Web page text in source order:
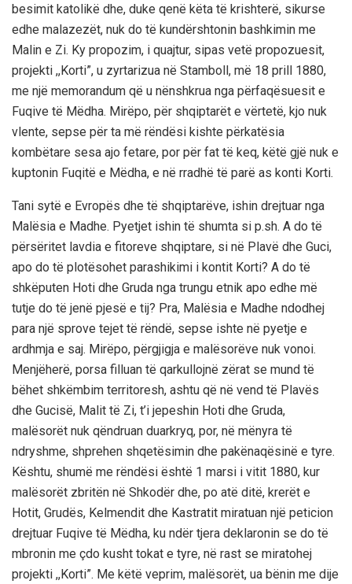
besimit katolikë dhe, duke qenë këta të krishterë, sikurse
edhe malazezët, nuk do të kundërshtonin bashkimin me
Malin e Zi. Ky propozim, i quajtur, sipas vetë propozuesit,
projekti ,,Korti”, u zyrtarizua në Stamboll, më 18 prill 1880,
me një memorandum që u nënshkrua nga përfaqësuesit e
Fuqive të Mëdha. Mirëpo, për shqiptarët e vërtetë, kjo nuk
vlente, sepse për ta më rëndësi kishte përkatësia
kombëtare sesa ajo fetare, por për fat të keq, këtë gjë nuk e
kuptonin Fuqitë e Mëdha, e në rradhë të parë as konti Korti.
Tani sytë e Evropës dhe të shqiptarëve, ishin drejtuar nga
Malësia e Madhe. Pyetjet ishin të shumta si p.sh. A do të
përsëritet lavdia e fitoreve shqiptare, si në Plavë dhe Guci,
apo do të plotësohet parashikimi i kontit Korti? A do të
shkëputen Hoti dhe Gruda nga trungu etnik apo edhe më
tutje do të jenë pjesë e tij? Pra, Malësia e Madhe ndodhej
para një sprove tejet të rëndë, sepse ishte në pyetje e
ardhmja e saj. Mirëpo, përgjigja e malësorëve nuk vonoi.
Menjëherë, porsa filluan të qarkullojnë zërat se mund të
bëhet shkëmbim territoresh, ashtu që në vend të Plavës
dhe Gucisë, Malit të Zi, t’i jepeshin Hoti dhe Gruda,
malësorët nuk qëndruan duarkryq, por, në mënyra të
ndryshme, shprehen shqetësimin dhe pakënaqësinë e tyre.
Kështu, shumë me rëndësi është 1 marsi i vitit 1880, kur
malësorët zbritën në Shkodër dhe, po atë ditë, krerët e
Hotit, Grudës, Kelmendit dhe Kastratit miratuan një peticion
drejtuar Fuqive të Mëdha, ku ndër tjera deklaronin se do të
mbronin me çdo kusht tokat e tyre, në rast se miratohej
projekti ,,Korti”. Me këtë veprim, malësorët, ua bënin me dije